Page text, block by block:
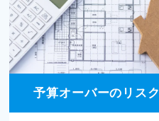
予算オーバーのリスク